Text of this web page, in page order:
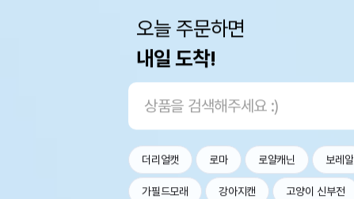
오늘 주문하면
내일 도착!
더리얼캣 로마 로얄캐닌 보레알
가필드모래 강아지캔 고양이 신부전